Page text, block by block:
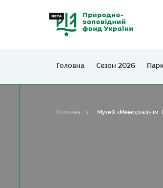
Головна Сезон 2026
Головна Музей «Меморіал» ім.